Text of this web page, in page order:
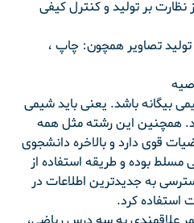
نظارت بر تولید و کنترل کیفی
تولید تصاویر همچون: چاپ ،
بیگانه باشد. یعنی باید شیمی
همچنین این رشته مثل همه
قوی دارد و بالاخره دانشجوی
مسلط بوده و طریقه استفاده از
به جدیدترین اطلاعات در
استفاده کرد.